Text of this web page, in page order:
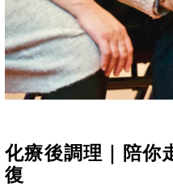
化療後調理｜陪你
復